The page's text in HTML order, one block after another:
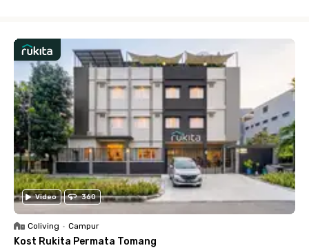
Video 360
Coliving • Campur
Kost Rukita Permata Tomang